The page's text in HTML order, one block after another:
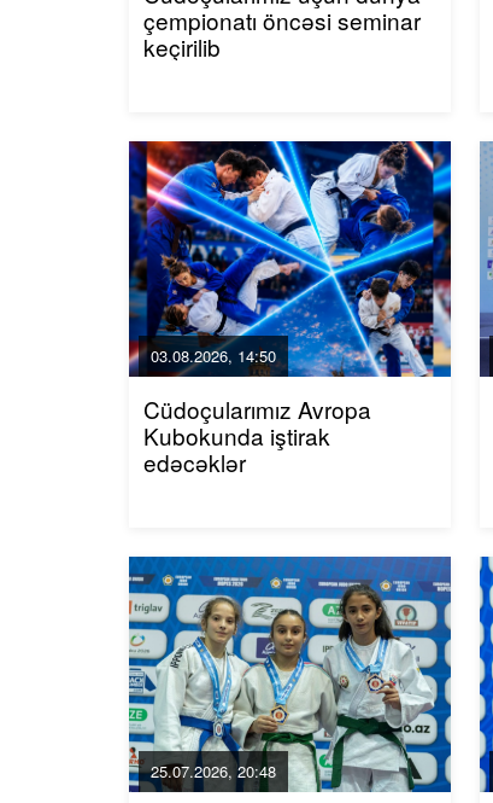
çempionatı öncəsi seminar
keçirilib
03.08.2026, 14:50
Cüdoçularımız Avropa
Kubokunda iştirak
edəcəklər
25.07.2026, 20:48